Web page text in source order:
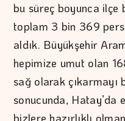
bu süreç boyunca
toplam 3 bin 369
aldık. Büyükşehir
hepimize umut olan
sağ olarak çıkarmayı
sonucunda, Hatay’da
bizlere hazırlıklı